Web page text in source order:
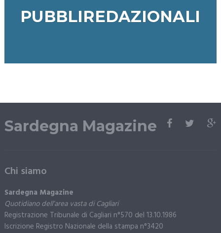
PUBBLIREDAZIONALI
Sardegna Magazine
Chi siamo
Sardegna Magazine
Quotidiano dell’area vasta di Cagliari
Registrazione Tribunale di Cagliari n°570 del 13.10.1986
Iscrizione Registro Nazionale della stampa n°3420